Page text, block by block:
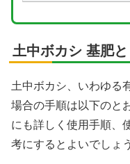
土中ボカシ 基肥
土中ボカシ、いわゆる
場合の手順は以下のと
にも詳しく使用手順、
考にするとよいでしょう